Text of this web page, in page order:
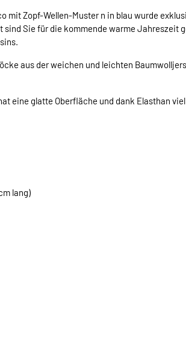
mit Zopf-Wellen-Muster n in blau wurde
Sie für die kommende warme Jahreszeit
aus der weichen und leichten
eine glatte Oberfläche und dank Elasthan
lang)